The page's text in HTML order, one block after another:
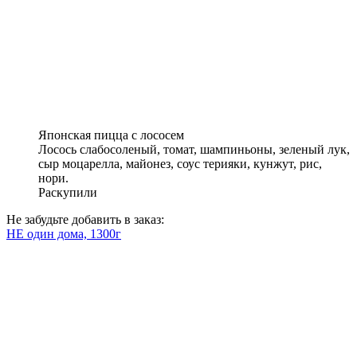
Японская пицца с лососем
Лосось слабосоленый, томат, шампиньоны, зеленый лук,
сыр моцарелла, майонез, соус терияки, кунжут, рис,
нори.
Раскупили
Не забудьте добавить в заказ:
НЕ один дома, 1300г